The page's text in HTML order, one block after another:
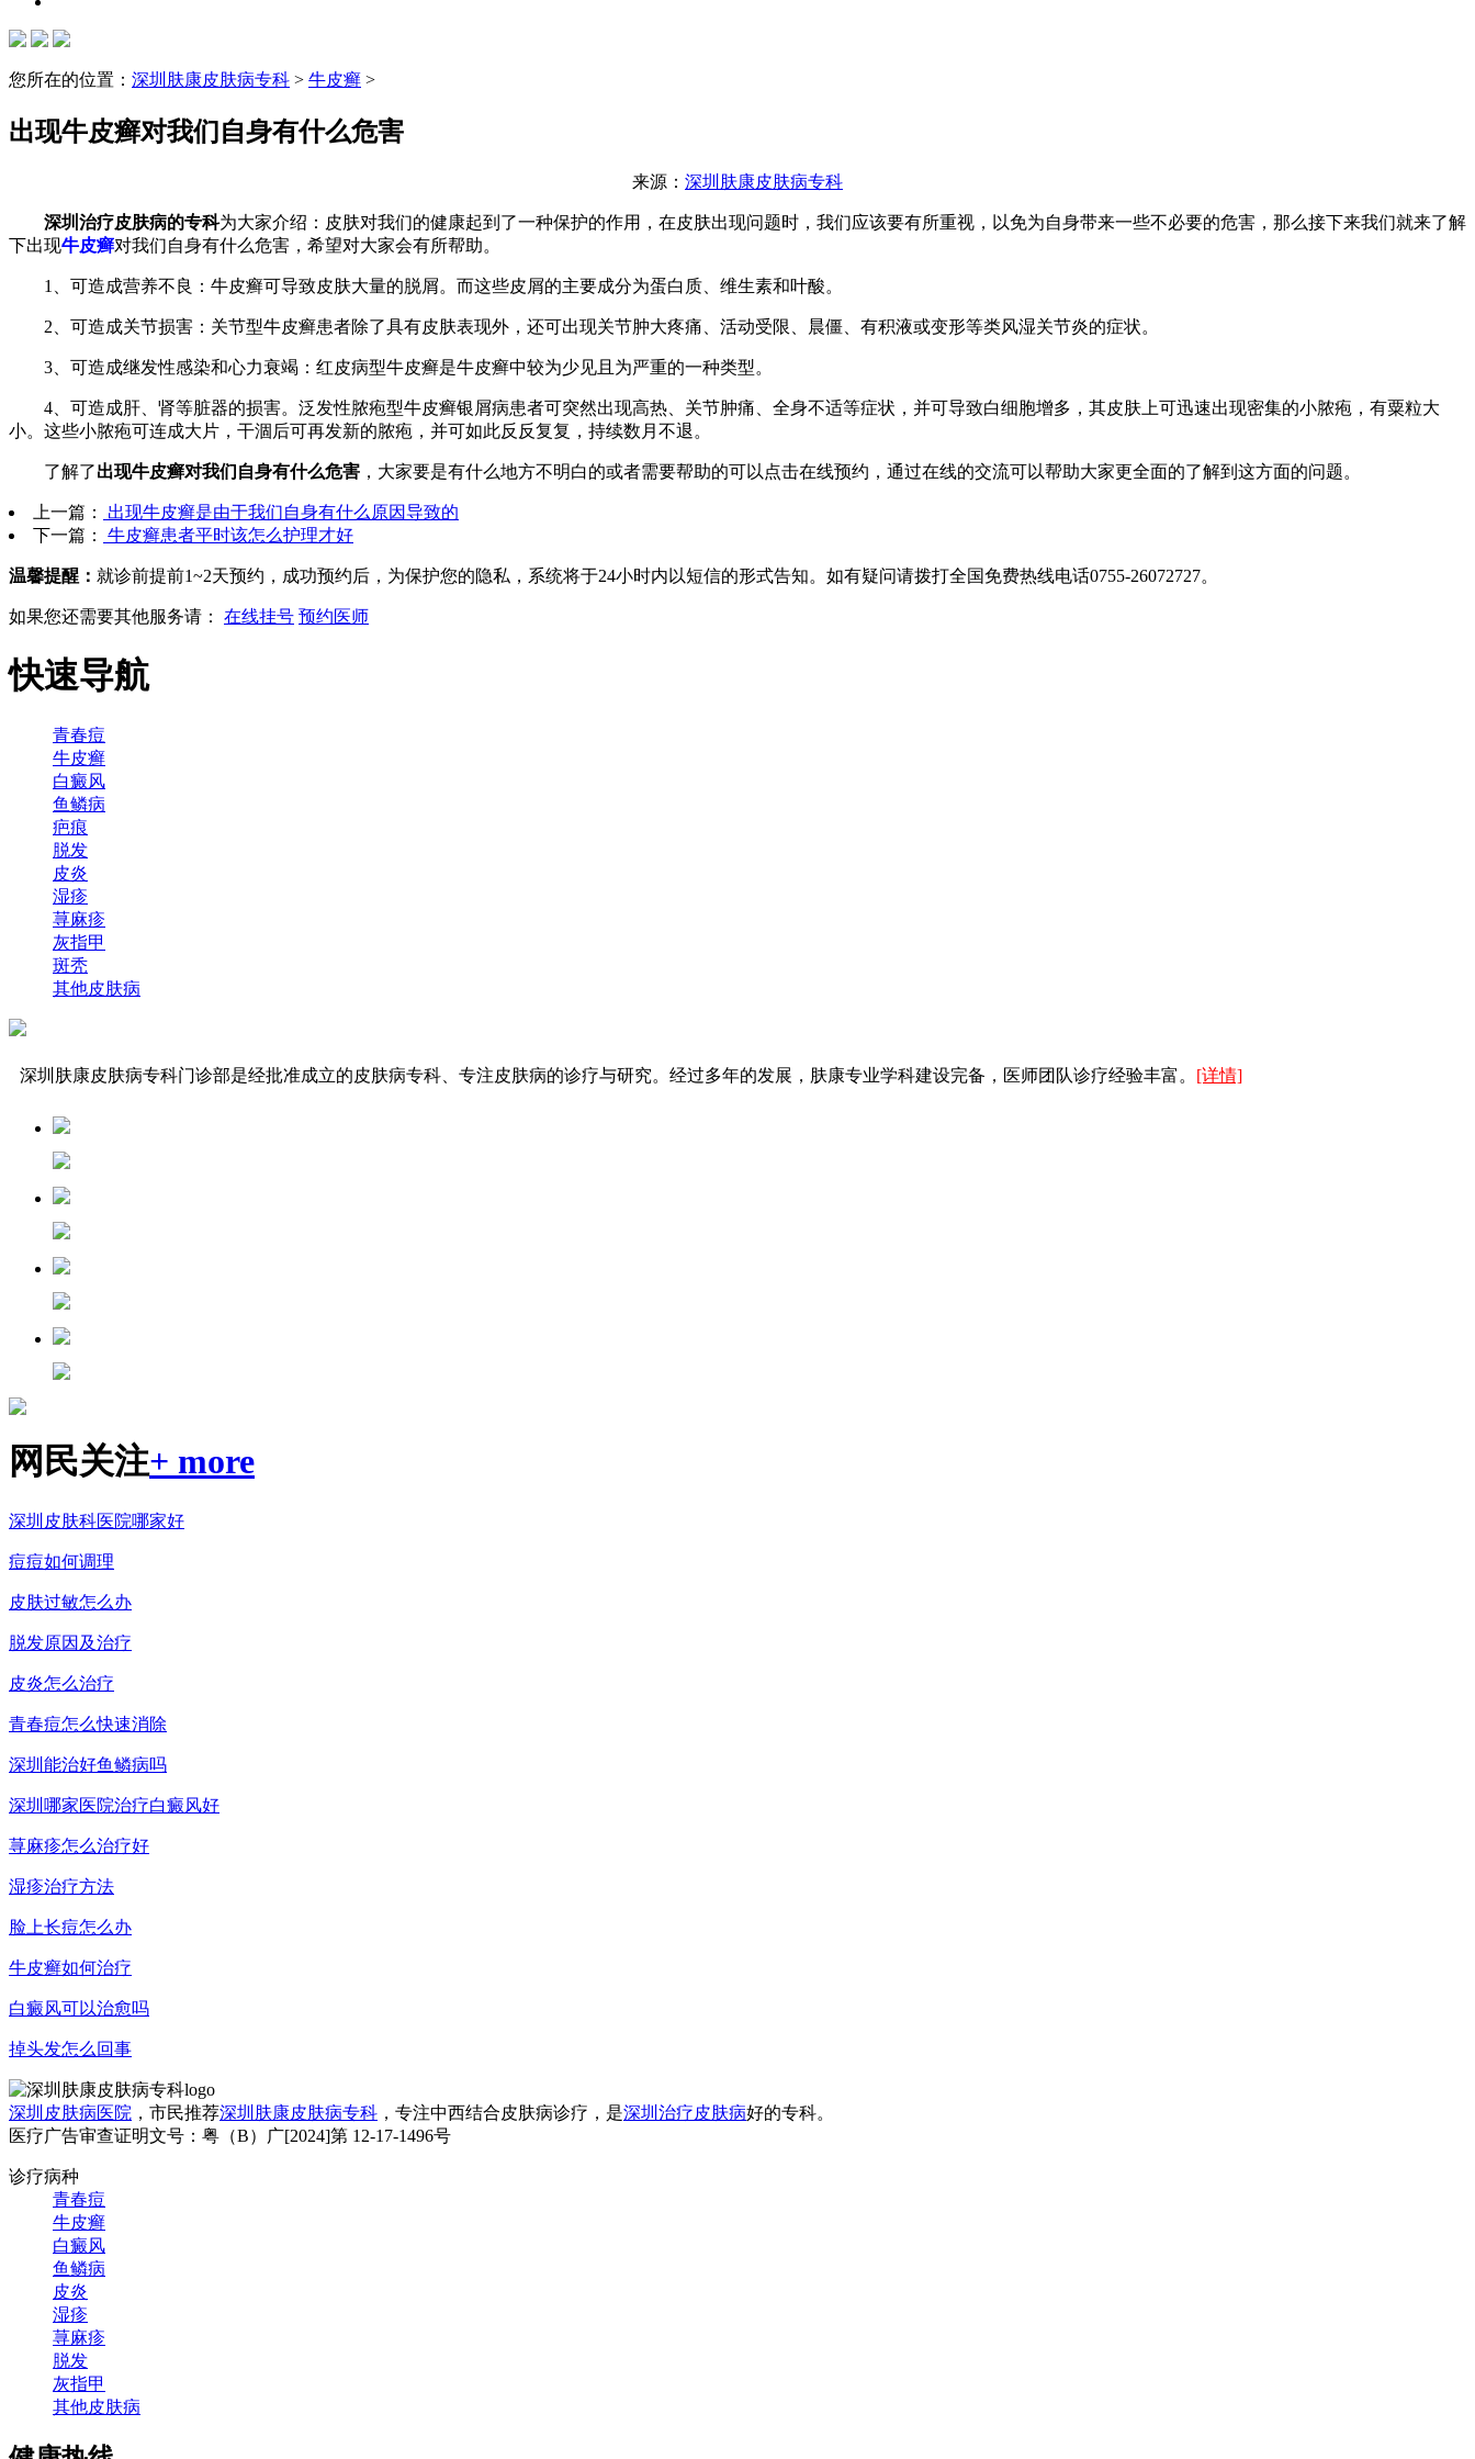
您所在的位置： 深圳肤康皮肤病专科 > 牛皮癣 >
出现牛皮癣对我们自身有什么危害
来源： 深圳肤康皮肤病专科
深圳治疗皮肤病的专科为大家介绍：皮肤对我们的健康起到了一种保护的作用，在皮肤出现问题时，我们应该要有所重视，以免为自身带来一些不必要的危害，那么接下来我们就来了解
下出现牛皮癣对我们自身有什么危害，希望对大家会有所帮助。
1、可造成营养不良：牛皮癣可导致皮肤大量的脱屑。而这些皮屑的主要成分为蛋白质、维生素和叶酸。
2、可造成关节损害：关节型牛皮癣患者除了具有皮肤表现外，还可出现关节肿大疼痛、活动受限、晨僵、有积液或变形等类风湿关节炎的症状。
3、可造成继发性感染和心力衰竭：红皮病型牛皮癣是牛皮癣中较为少见且为严重的一种类型。
4、可造成肝、肾等脏器的损害。泛发性脓疱型牛皮癣银屑病患者可突然出现高热、关节肿痛、全身不适等症状，并可导致白细胞增多，其皮肤上可迅速出现密集的小脓疱，有粟粒大
小。这些小脓疱可连成大片，干涸后可再发新的脓疱，并可如此反反复复，持续数月不退。
了解了出现牛皮癣对我们自身有什么危害 ，大家要是有什么地方不明白的或者需要帮助的可以点击在线预约，通过在线的交流可以帮助大家更全面的了解到这方面的问题。
上一篇：
出现牛皮癣是由于我们自身有什么原因导致的
下一篇：
牛皮癣患者平时该怎么护理才好
温馨提醒： 就诊前提前1~2天预约，成功预约后，为保护您的隐私，系统将于24小时内以短信的形式告知。如有疑问请拨打全国免费热线电话0755-26072727。
如果您还需要其他服务请： 在线挂号 预约医师
快速导航
青春痘
牛皮癣
白癜风
鱼鳞病
疤痕
脱发
皮炎
湿疹
荨麻疹
灰指甲
斑秃
其他皮肤病
深圳肤康皮肤病专科门诊部是经批准成立的皮肤病专科、专注皮肤病的诊疗与研究。经过多年的发展，肤康专业学科建设完备，医师团队诊疗经验丰富。 [详情]
网民关注+ more
深圳皮肤科医院哪家好
痘痘如何调理
皮肤过敏怎么办
脱发原因及治疗
皮炎怎么治疗
青春痘怎么快速消除
深圳能治好鱼鳞病吗
深圳哪家医院治疗白癜风好
荨麻疹怎么治疗好
湿疹治疗方法
脸上长痘怎么办
牛皮癣如何治疗
白癜风可以治愈吗
掉头发怎么回事
深圳皮肤病医院 ，市民推荐深圳肤康皮肤病专科 ，专注中西结合皮肤病诊疗，是深圳治疗皮肤病好的专科。
医疗广告审查证明文号：粤（B）广[2024]第 12-17-1496号
诊疗病种
青春痘
牛皮癣
白癜风
鱼鳞病
皮炎
湿疹
荨麻疹
脱发
灰指甲
其他皮肤病